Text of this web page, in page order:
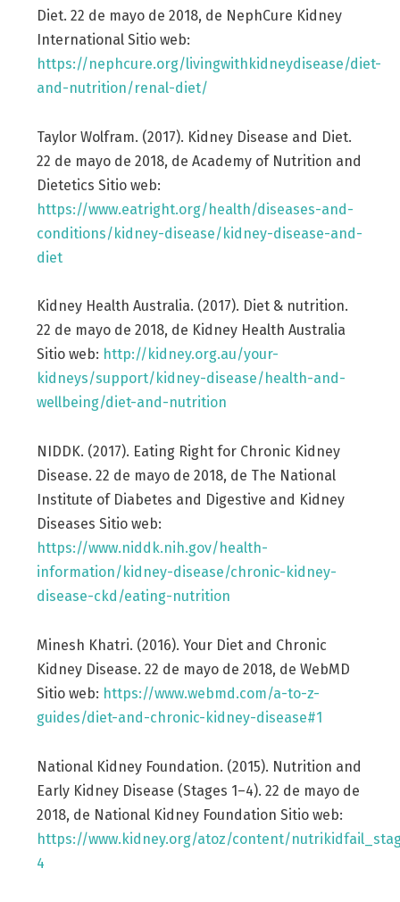
Diet. 22 de mayo de 2018, de NephCure Kidney
International Sitio web:
https://nephcure.org/livingwithkidneydisease/diet-
and-nutrition/renal-diet/
Taylor Wolfram. (2017). Kidney Disease and Diet.
22 de mayo de 2018, de Academy of Nutrition and
Dietetics Sitio web:
https://www.eatright.org/health/diseases-and-
conditions/kidney-disease/kidney-disease-and-
diet
Kidney Health Australia. (2017). Diet & nutrition.
22 de mayo de 2018, de Kidney Health Australia
Sitio web: http://kidney.org.au/your-
kidneys/support/kidney-disease/health-and-
wellbeing/diet-and-nutrition
NIDDK. (2017). Eating Right for Chronic Kidney
Disease. 22 de mayo de 2018, de The National
Institute of Diabetes and Digestive and Kidney
Diseases Sitio web:
https://www.niddk.nih.gov/health-
information/kidney-disease/chronic-kidney-
disease-ckd/eating-nutrition
Minesh Khatri. (2016). Your Diet and Chronic
Kidney Disease. 22 de mayo de 2018, de WebMD
Sitio web: https://www.webmd.com/a-to-z-
guides/diet-and-chronic-kidney-disease#1
National Kidney Foundation. (2015). Nutrition and
Early Kidney Disease (Stages 1–4). 22 de mayo de
2018, de National Kidney Foundation Sitio web:
https://www.kidney.org/atoz/content/
4